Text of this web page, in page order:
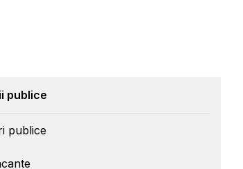
publice
publice